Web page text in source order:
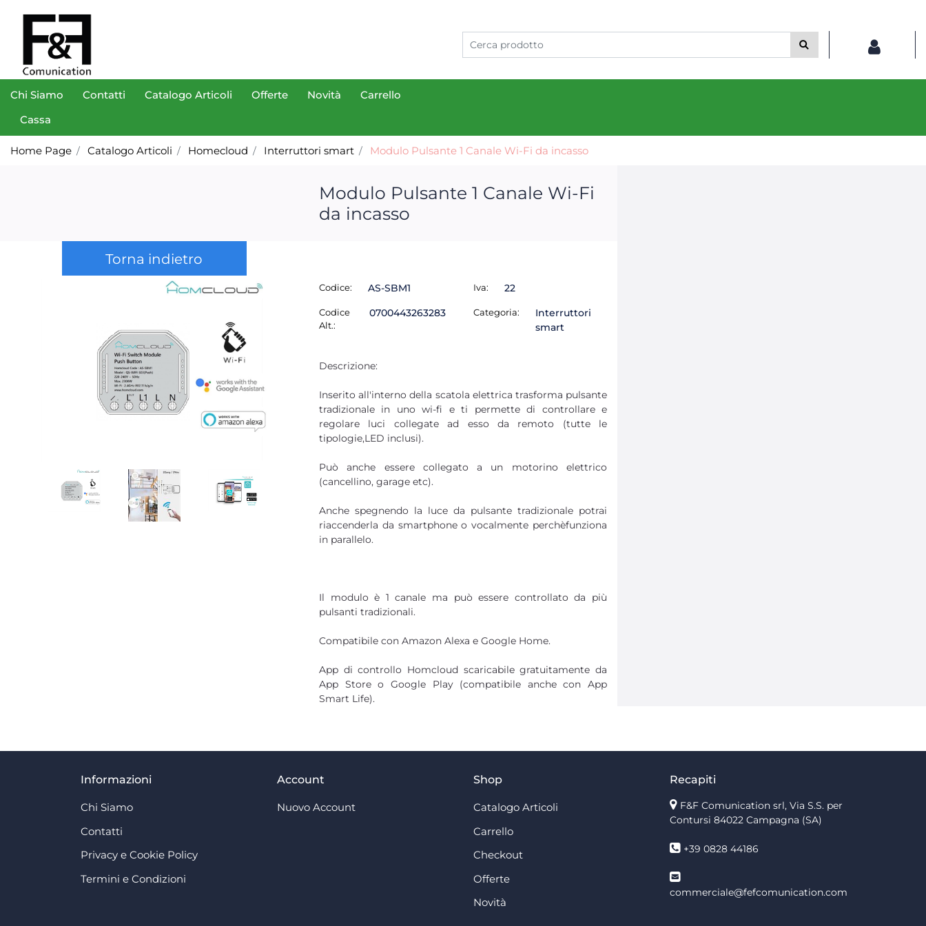
Chi Siamo Contatti Catalogo Articoli Offerte Novità
Carrello
Cassa
Home Page Catalogo Articoli Homecloud Interruttori smart Modulo Pulsante 1 Canale Wi-Fi da incasso
Torna indietro
Modulo Pulsante 1 Canale Wi-Fi
da incasso
Codice: AS-SBM1
Codice
Alt.:
0700443263283
Iva: 22
Categoria:
Interruttori
smart
Descrizione:
Inserito all'interno della scatola elettrica trasforma pulsante
tradizionale in uno wi-fi e ti permette di controllare e
regolare luci collegate ad esso da remoto (tutte le
tipologie,LED inclusi).
Può anche essere collegato a un motorino elettrico
(cancellino, garage etc).
Anche spegnendo la luce da pulsante tradizionale potrai
riaccenderla da smartphone o vocalmente perchèfunziona
in parallelo.
Il modulo è 1 canale ma può essere controllato da più
pulsanti tradizionali.
Compatibile con Amazon Alexa e Google Home.
App di controllo Homcloud scaricabile gratuitamente da
App Store o Google Play (compatibile anche con App
Smart Life).
Informazioni
Chi Siamo
Contatti
Privacy e Cookie Policy
Termini e Condizioni
Account
Nuovo Account
Shop
Catalogo Articoli
Carrello
Checkout
Offerte
Novità
Recapiti
F&F Comunication srl, Via S.S. per
Contursi 84022 Campagna (SA)
+39 0828 44186
commerciale@fefcomunication.com